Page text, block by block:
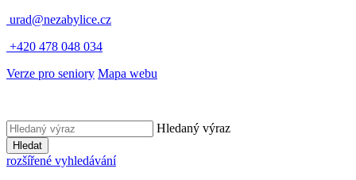
urad@nezabylice.cz
+420 478 048 034
Verze pro seniory Mapa webu
Hledaný výraz
Hledat
rozšířené vyhledávání